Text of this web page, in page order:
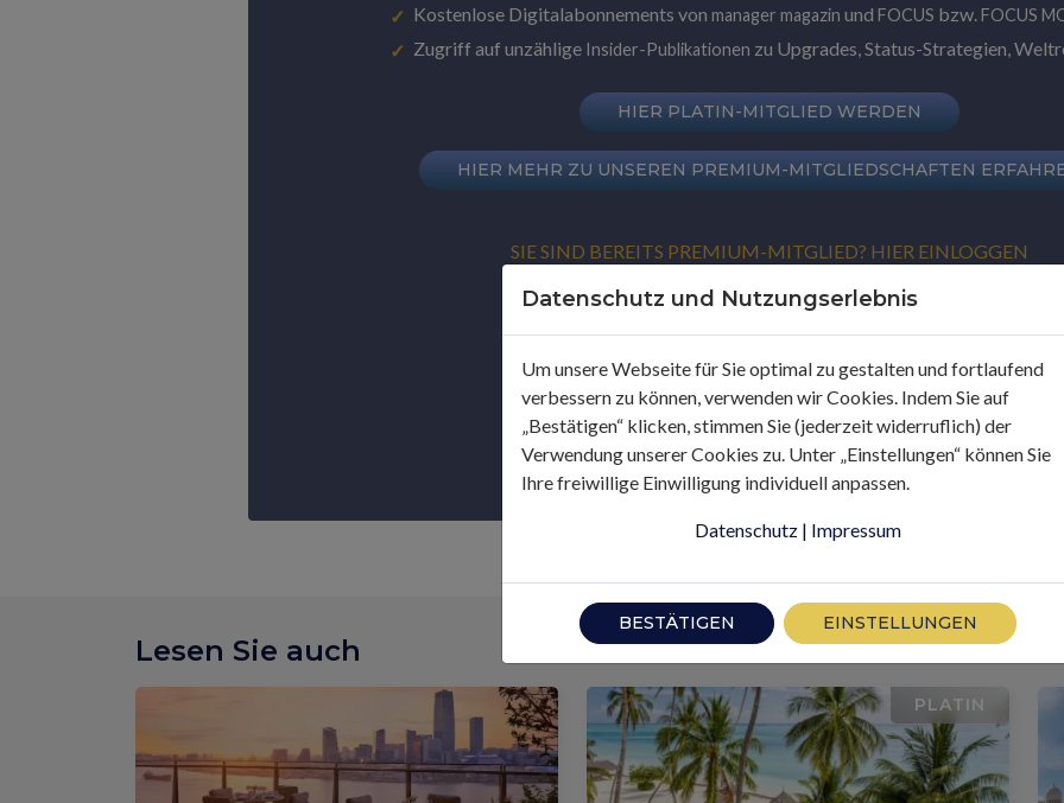
Kostenlose Digitalabonnements von manager magazin und FOCUS bzw. FOCUS
Zugriff auf unzählige Insider-Publikationen zu Upgrades, Status-Strategien,
HIER PLATIN-MITGLIED WERDEN
HIER MEHR ZU UNSEREN PREMIUM-MITGLIEDSCHAFTEN
SIE SIND BEREITS PREMIUM-MITGLIED? HIER EINLOGGEN
Lesen Sie auch
PLATIN
Datenschutz und Nutzungserlebnis
Um unsere Webseite für Sie optimal zu gestalten und fortlaufend
verbessern zu können, verwenden wir Cookies. Indem Sie auf
„Bestätigen“ klicken, stimmen Sie (jederzeit widerruflich) der
Verwendung unserer Cookies zu. Unter „Einstellungen“ können Sie
Ihre freiwillige Einwilligung individuell anpassen.
Datenschutz | Impressum
BESTÄTIGEN EINSTELLUNGEN